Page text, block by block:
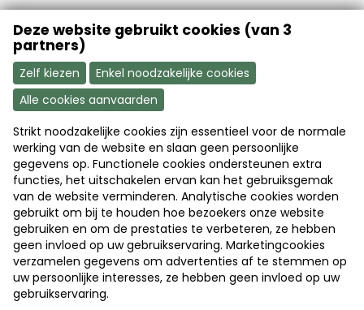
VFB is a member of Better Finance
Aanmelden Word nu lid
Disclaimer|Copyright|Privacy
Deze website gebruikt cookies (van 3
partners)
Zelf kiezen
Enkel noodzakelijke cookies
Alle cookies aanvaarden
Strikt noodzakelijke cookies zijn essentieel voor de normale
werking van de website en slaan geen persoonlijke
gegevens op. Functionele cookies ondersteunen extra
functies, het uitschakelen ervan kan het gebruiksgemak
van de website verminderen. Analytische cookies worden
gebruikt om bij te houden hoe bezoekers onze website
gebruiken en om de prestaties te verbeteren, ze hebben
geen invloed op uw gebruikservaring. Marketingcookies
verzamelen gegevens om advertenties af te stemmen op
uw persoonlijke interesses, ze hebben geen invloed op uw
gebruikservaring.
© 2026 Vlaamse Federatie van Beleggers
Webdesign & development byServico